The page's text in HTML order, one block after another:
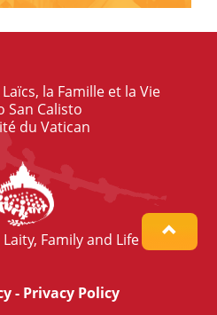
la Famille et la Vie
San Calisto
du Vatican
Family and Life
- Privacy Policy